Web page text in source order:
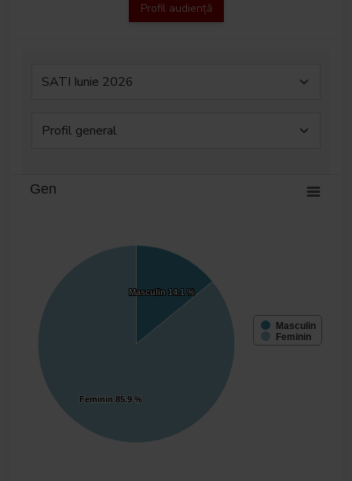
Profil audiență
Gen
Masculin 14.1 %
Masculin 14.1 %
Feminin 85.9 %
Feminin 85.9 %
Masculin
Feminin